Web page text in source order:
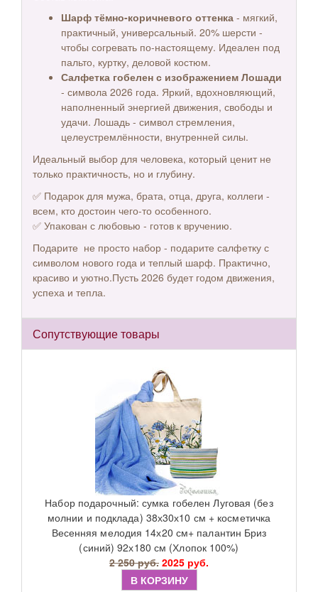
Шарф тёмно-коричневого оттенка - мягкий,
практичный, универсальный. 20% шерсти -
чтобы согревать по-настоящему. Идеален под
пальто, куртку, деловой костюм.
Салфетка гобелен с изображением Лошади
- символа 2026 года. Яркий, вдохновляющий,
наполненный энергией движения, свободы и
удачи. Лошадь - символ стремления,
целеустремлённости, внутренней силы.
Идеальный выбор для человека, который ценит не
только практичность, но и глубину.
✅ Подарок для мужа, брата, отца, друга, коллеги -
всем, кто достоин чего-то особенного.
✅ Упакован с любовью - готов к вручению.
Подарите не просто набор - подарите салфетку с
символом нового года и теплый шарф. Практично,
красиво и уютно.Пусть 2026 будет годом движения,
успеха и тепла.
Сопутствующие товары
Набор подарочный: сумка гобелен Луговая (без
молнии и подклада) 38х30х10 см + косметичка
Весенняя мелодия 14х20 см+ палантин Бриз
(синий) 92х180 см (Хлопок 100%)
2 250 руб. 2025 руб.
В КОРЗИНУ